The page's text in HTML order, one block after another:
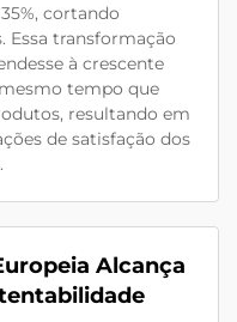
cortando
transformação
à crescente
tempo que
resultando em
de satisfação dos
Alcança